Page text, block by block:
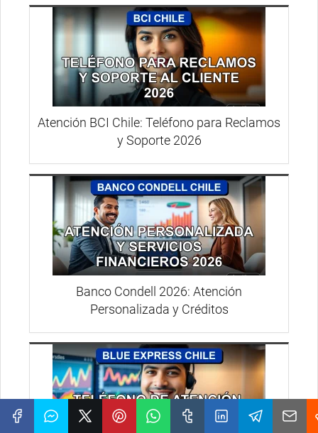
Atención BCI Chile: Teléfono para Reclamos
y Soporte 2026
Banco Condell 2026: Atención
Personalizada y Créditos